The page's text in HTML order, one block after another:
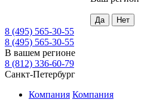
8 (495) 565-30-55
8 (495) 565-30-55
В вашем регионе
8 (812) 336-60-79
Санкт-Петербург
Компания Компания